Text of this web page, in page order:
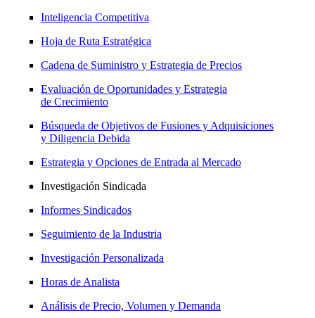
Inteligencia Competitiva
Hoja de Ruta Estratégica
Cadena de Suministro y Estrategia de Precios
Evaluación de Oportunidades y Estrategia
de Crecimiento
Búsqueda de Objetivos de Fusiones y Adquisiciones
y Diligencia Debida
Estrategia y Opciones de Entrada al Mercado
Investigación Sindicada
Informes Sindicados
Seguimiento de la Industria
Investigación Personalizada
Horas de Analista
Análisis de Precio, Volumen y Demanda